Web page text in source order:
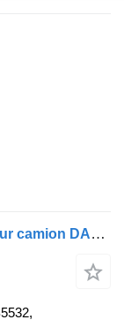
Colonne de direction TRW 1846034 pour camion DAF 106